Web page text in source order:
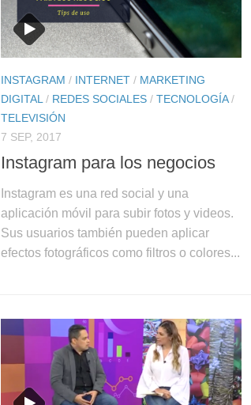
INSTAGRAM / INTERNET / MARKETING
DIGITAL / REDES SOCIALES / TECNOLOGÍA/
TELEVISIÓN
7 SEP, 2017
Instagram para los negocios
Instagram es una red social y una
aplicación móvil para subir fotos y videos.
Sus usuarios también pueden aplicar
efectos fotográficos como filtros o colores...